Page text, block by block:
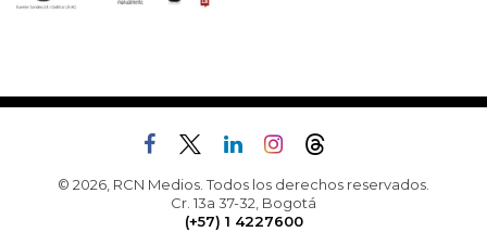
© 2026, RCN Medios. Todos los derechos reservados.
Cr. 13a 37-32, Bogotá
(+57) 1 4227600